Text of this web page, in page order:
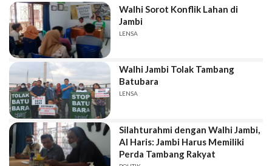
Walhi Sorot Konflik Lahan di
Jambi
LENSA
Walhi Jambi Tolak Tambang
Batubara
LENSA
Silahturahmi dengan Walhi Jambi,
Al Haris: Jambi Harus Memiliki
Perda Tambang Rakyat